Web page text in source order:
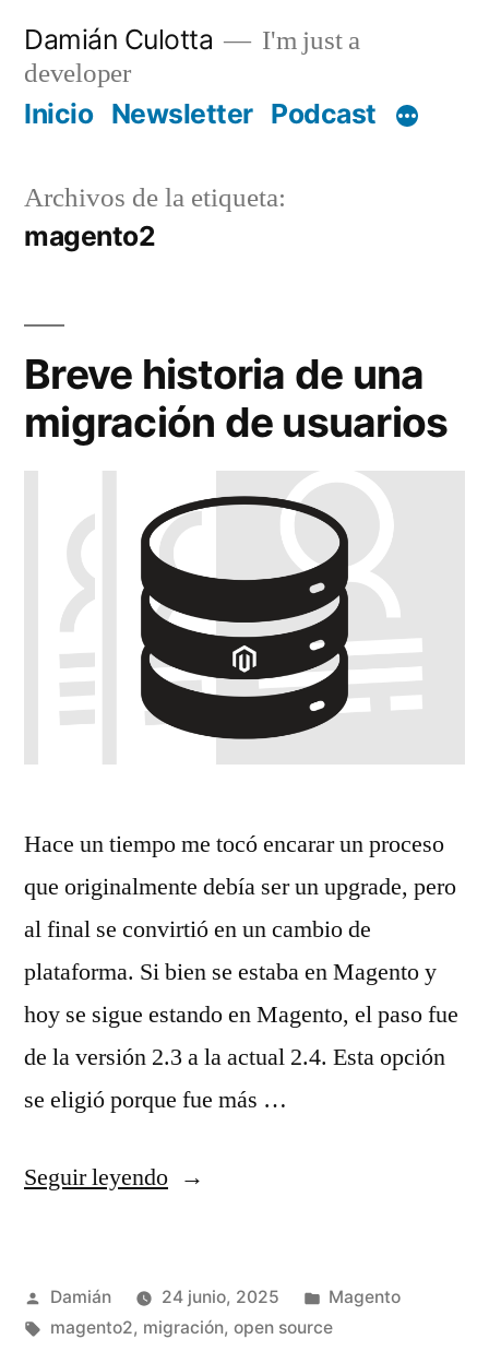
contenido
Damián Culotta
I'm just a
developer
Inicio Newsletter Podcast
Archivos de la etiqueta:
magento2
Breve historia de una
migración de usuarios
Hace un tiempo me tocó encarar un proceso
que originalmente debía ser un upgrade, pero
al final se convirtió en un cambio de
plataforma. Si bien se estaba en Magento y
hoy se sigue estando en Magento, el paso fue
de la versión 2.3 a la actual 2.4. Esta opción
se eligió porque fue más …
Seguir leyendo«Breve
una
migración
Publicado
por
Damián 24 junio, 2025
Publicado
en
Magento
Etiquetas:
magento2, migración, open source